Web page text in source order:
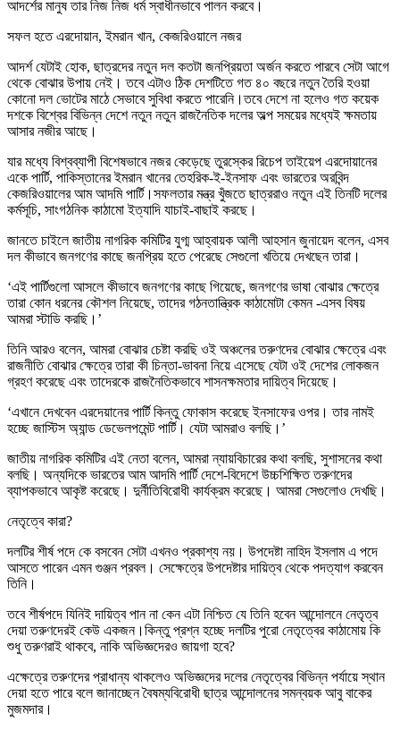
আদর্শের মানুষ তার নিজ নিজ ধর্ম স্বাধীনভাবে পালন করবে।
সফল হতে এরদোয়ান, ইমরান খান, কেজরিওয়ালে নজর
আদর্শ যেটাই হোক, ছাত্রদের নতুন দল কতটা জনপ্রিয়তা অর্জন করতে পারবে সেটা আগে
থেকে বোঝার উপায় নেই। তবে এটাও ঠিক দেশটিতে গত ৪০ বছরে নতুন তৈরি হওয়া
কোনো দল ভোটের মাঠে সেভাবে সুবিধা করতে পারেনি।তবে দেশে না হলেও গত কয়েক
দশকে বিশ্বের বিভিন্ন দেশে নতুন নতুন রাজনৈতিক দলের অল্প সময়ের মধ্যেই ক্ষমতায়
আসার নজীর আছে।
যার মধ্যে বিশ্বব্যাপী বিশেষভাবে নজর কেড়েছে তুরস্কের রিচেপ তাইয়েপ এরদোয়ানের
একে পার্টি, পাকিস্তানের ইমরান খানের তেহরিক-ই-ইনসাফ এবং ভারতের অরবিন্দ
কেজরিওয়ালের আম আদমি পার্টি।সফলতার মন্ত্র খুঁজতে ছাত্ররাও নতুন এই তিনটি দলের
কর্মসূচি, সাংগঠনিক কাঠামো ইত্যাদি যাচাই-বাছাই করছে।
জানতে চাইলে জাতীয় নাগরিক কমিটির যুগ্ম আহ্বায়ক আলী আহসান জুনায়েদ বলেন, এসব
দল কীভাবে জনগণের কাছে জনপ্রিয় হতে পেরেছে সেগুলো খতিয়ে দেখছেন তারা।
‘এই পার্টিগুলো আসলে কীভাবে জনগণের কাছে গিয়েছে, জনগণের ভাষা বোঝার ক্ষেত্রে
তারা কোন ধরনের কৌশল নিয়েছে, তাদের গঠনতান্ত্রিক কাঠামোটা কেমন -এসব বিষয়
আমরা স্টাডি করছি।’
তিনি আরও বলেন, আমরা বোঝার চেষ্টা করছি ওই অঞ্চলের তরুণদের বোঝার ক্ষেত্রে এবং
রাজনীতি বোঝার ক্ষেত্রে তারা কী চিন্তা-ভাবনা নিয়ে এসেছে যেটা ওই দেশের লোকজন
গ্রহণ করেছে এবং তাদেরকে রাজনৈতিকভাবে শাসনক্ষমতার দায়িত্ব দিয়েছে।
‘এখানে দেখবেন এরদেয়ানের পার্টি কিন্তু ফোকাস করেছে ইনসাফের ওপর। তার নামই
হচ্ছে জাস্টিস অ্যান্ড ডেভেলপমেন্ট পার্টি। যেটা আমরাও বলছি।’
জাতীয় নাগরিক কমিটির এই নেতা বলেন, আমরা ন্যায়বিচারের কথা বলছি, সুশাসনের কথা
বলছি। অন্যদিকে ভারতের আম আদমি পার্টি দেশে-বিদেশে উচ্চশিক্ষিত তরুণদের
ব্যাপকভাবে আকৃষ্ট করেছে। দুর্নীতিবিরোধী কার্যক্রম করেছে। আমরা সেগুলোও দেখছি।
নেতৃত্বে কারা?
দলটির শীর্ষ পদে কে বসবেন সেটা এখনও প্রকাশ্য নয়। উপদেষ্টা নাহিদ ইসলাম এ পদে
আসতে পারেন এমন গুঞ্জন প্রবল। সেক্ষেত্রে উপদেষ্টার দায়িত্ব থেকে পদত্যাগ করবেন
তিনি।
তবে শীর্ষপদে যিনিই দায়িত্ব পান না কেন এটা নিশ্চিত যে তিনি হবেন আন্দোলনে নেতৃত্ব
দেয়া তরুণদেরই কেউ একজন।কিন্তু প্রশ্ন হচ্ছে দলটির পুরো নেতৃত্বের কাঠামোয় কি
শুধু তরুণরাই থাকবে, নাকি অভিজ্ঞদেরও জায়গা হবে?
এক্ষেত্রে তরুণদের প্রাধান্য থাকলেও অভিজ্ঞদের দলের নেতৃত্বের বিভিন্ন পর্যায়ে স্থান
দেয়া হতে পারে বলে জানাচ্ছেন বৈষম্যবিরোধী ছাত্র আন্দোলনের সমন্বয়ক আবু বাকের
মুজমদার।